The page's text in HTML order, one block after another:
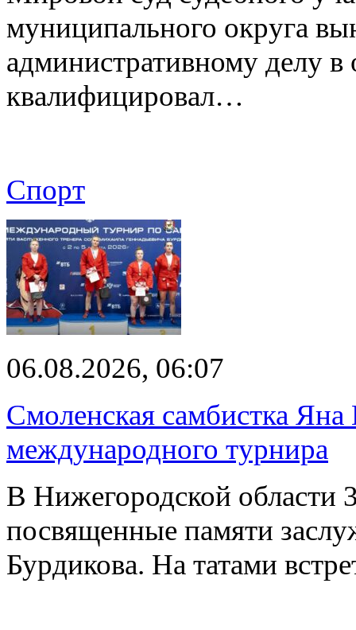
муниципального округа
административному делу
квалифицировал…
Спорт
06.08.2026, 06:07
Смоленская самбистка Яна
международного турнира
В Нижегородской области
посвященные памяти
Бурдикова. На татами